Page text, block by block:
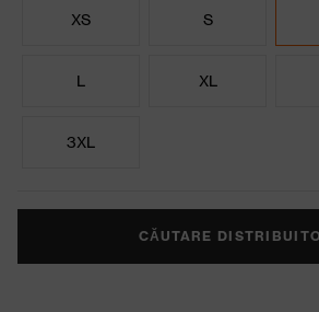
XS S
L XL
3XL
CĂUTARE